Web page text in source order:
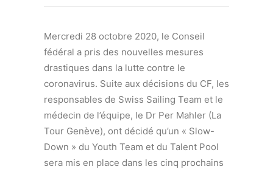
Mercredi 28 octobre 2020, le Conseil
fédéral a pris des nouvelles mesures
drastiques dans la lutte contre le
coronavirus. Suite aux décisions du CF, les
responsables de Swiss Sailing Team et le
médecin de l’équipe, le Dr Per Mahler (La
Tour Genève), ont décidé qu’un « Slow-
Down » du Youth Team et du Talent Pool
sera mis en place dans les cinq prochains